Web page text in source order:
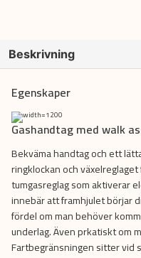
Beskrivning
Egenskaper
Gashandtag med walk
Bekväma handtag och ett
ringklockan och
tumgasreglag som aktiverar
innebär att framhjulet börjar
fördel om man behöver
underlag. Även prkatiskt om
Fartbegränsningen sitter vid